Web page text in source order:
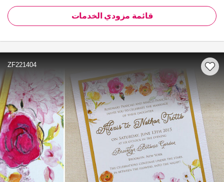
قائمة مزودي الخدمات
ZF221404